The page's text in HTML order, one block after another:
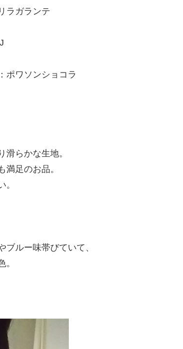
ラガランテ
ポワソンショコラ
滑らかな生地。
満足のお品。
。
ブルー味帯びていて、
。